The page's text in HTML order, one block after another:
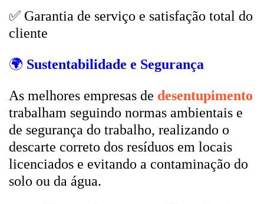
✅ Garantia de serviço e satisfação total do
cliente
🌍 Sustentabilidade e Segurança
As melhores empresas de desentupimento
trabalham seguindo normas ambientais e
de segurança do trabalho, realizando o
descarte correto dos resíduos em locais
licenciados e evitando a contaminação do
solo ou da água.